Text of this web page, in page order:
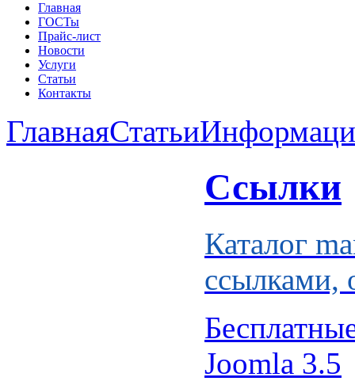
Главная
ГОСТы
Прайс-лист
Новости
Услуги
Статьи
Контакты
ГлавнаяСтатьи
Ссылки
Каталог
ссылками,
Joomla 3.5